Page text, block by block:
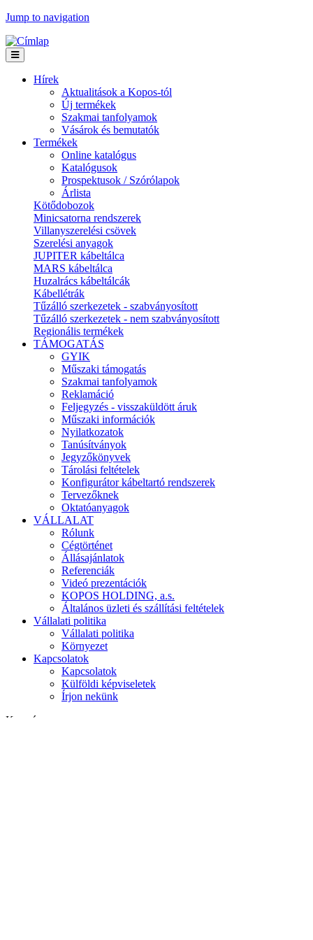
Jump to navigation
Hírek
Aktualitások a Kopos-tól
Új termékek
Szakmai tanfolyamok
Vásárok és bemutatók
Termékek
Online katalógus
Katalógusok
Prospektusok / Szórólapok
Árlista
Kötődobozok
Minicsatorna rendszerek
Villanyszerelési csövek
Szerelési anyagok
JUPITER kábeltálca
MARS kábeltálca
Huzalrács kábeltálcák
Kábellétrák
Tűzálló szerkezetek - szabványosított
Tűzálló szerkezetek - nem szabványosított
Regionális termékek
TÁMOGATÁS
GYIK
Műszaki támogatás
Szakmai tanfolyamok
Reklamáció
Feljegyzés - visszaküldött áruk
Műszaki információk
Nyilatkozatok
Tanúsítványok
Jegyzőkönyvek
Tárolási feltételek
Konfigurátor kábeltartó rendszerek
Tervezőknek
Oktatóanyagok
VÁLLALAT
Rólunk
Cégtörténet
Állásajánlatok
Referenciák
Videó prezentációk
KOPOS HOLDING, a.s.
Általános üzleti és szállítási feltételek
Vállalati politika
Vállalati politika
Környezet
Kapcsolatok
Kapcsolatok
Külföldi képviseletek
Írjon nekünk
Keresés